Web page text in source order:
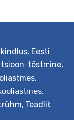
, Eesti
tõstmine,
,
,
, Teadlik